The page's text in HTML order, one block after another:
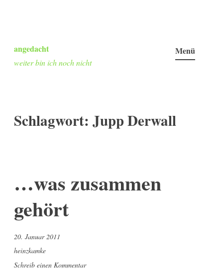
Inhalt
springen
angedacht
weiter bin ich noch nicht
Menü
Schlagwort: Jupp Derwall
…was zusammen
gehört
20. Januar 2011
heinzkamke
Schreib einen Kommentar